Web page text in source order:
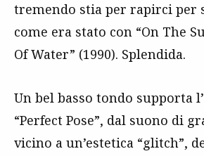
tremendo stia per rapirci per
come era stato con “On The
Of Water” (1990). Splendida.
Un bel basso tondo supporta
“Perfect Pose”, dal suono di
vicino a un’estetica “glitch”,